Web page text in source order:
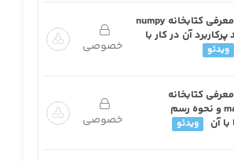
درس ۴: معرفی کتابخانه numpy
آن در کار با
ویدئو خصوصی
۵: معرفی کتابخانه
matplotlib و نحوه رسم
آن
ویدئو خصوصی